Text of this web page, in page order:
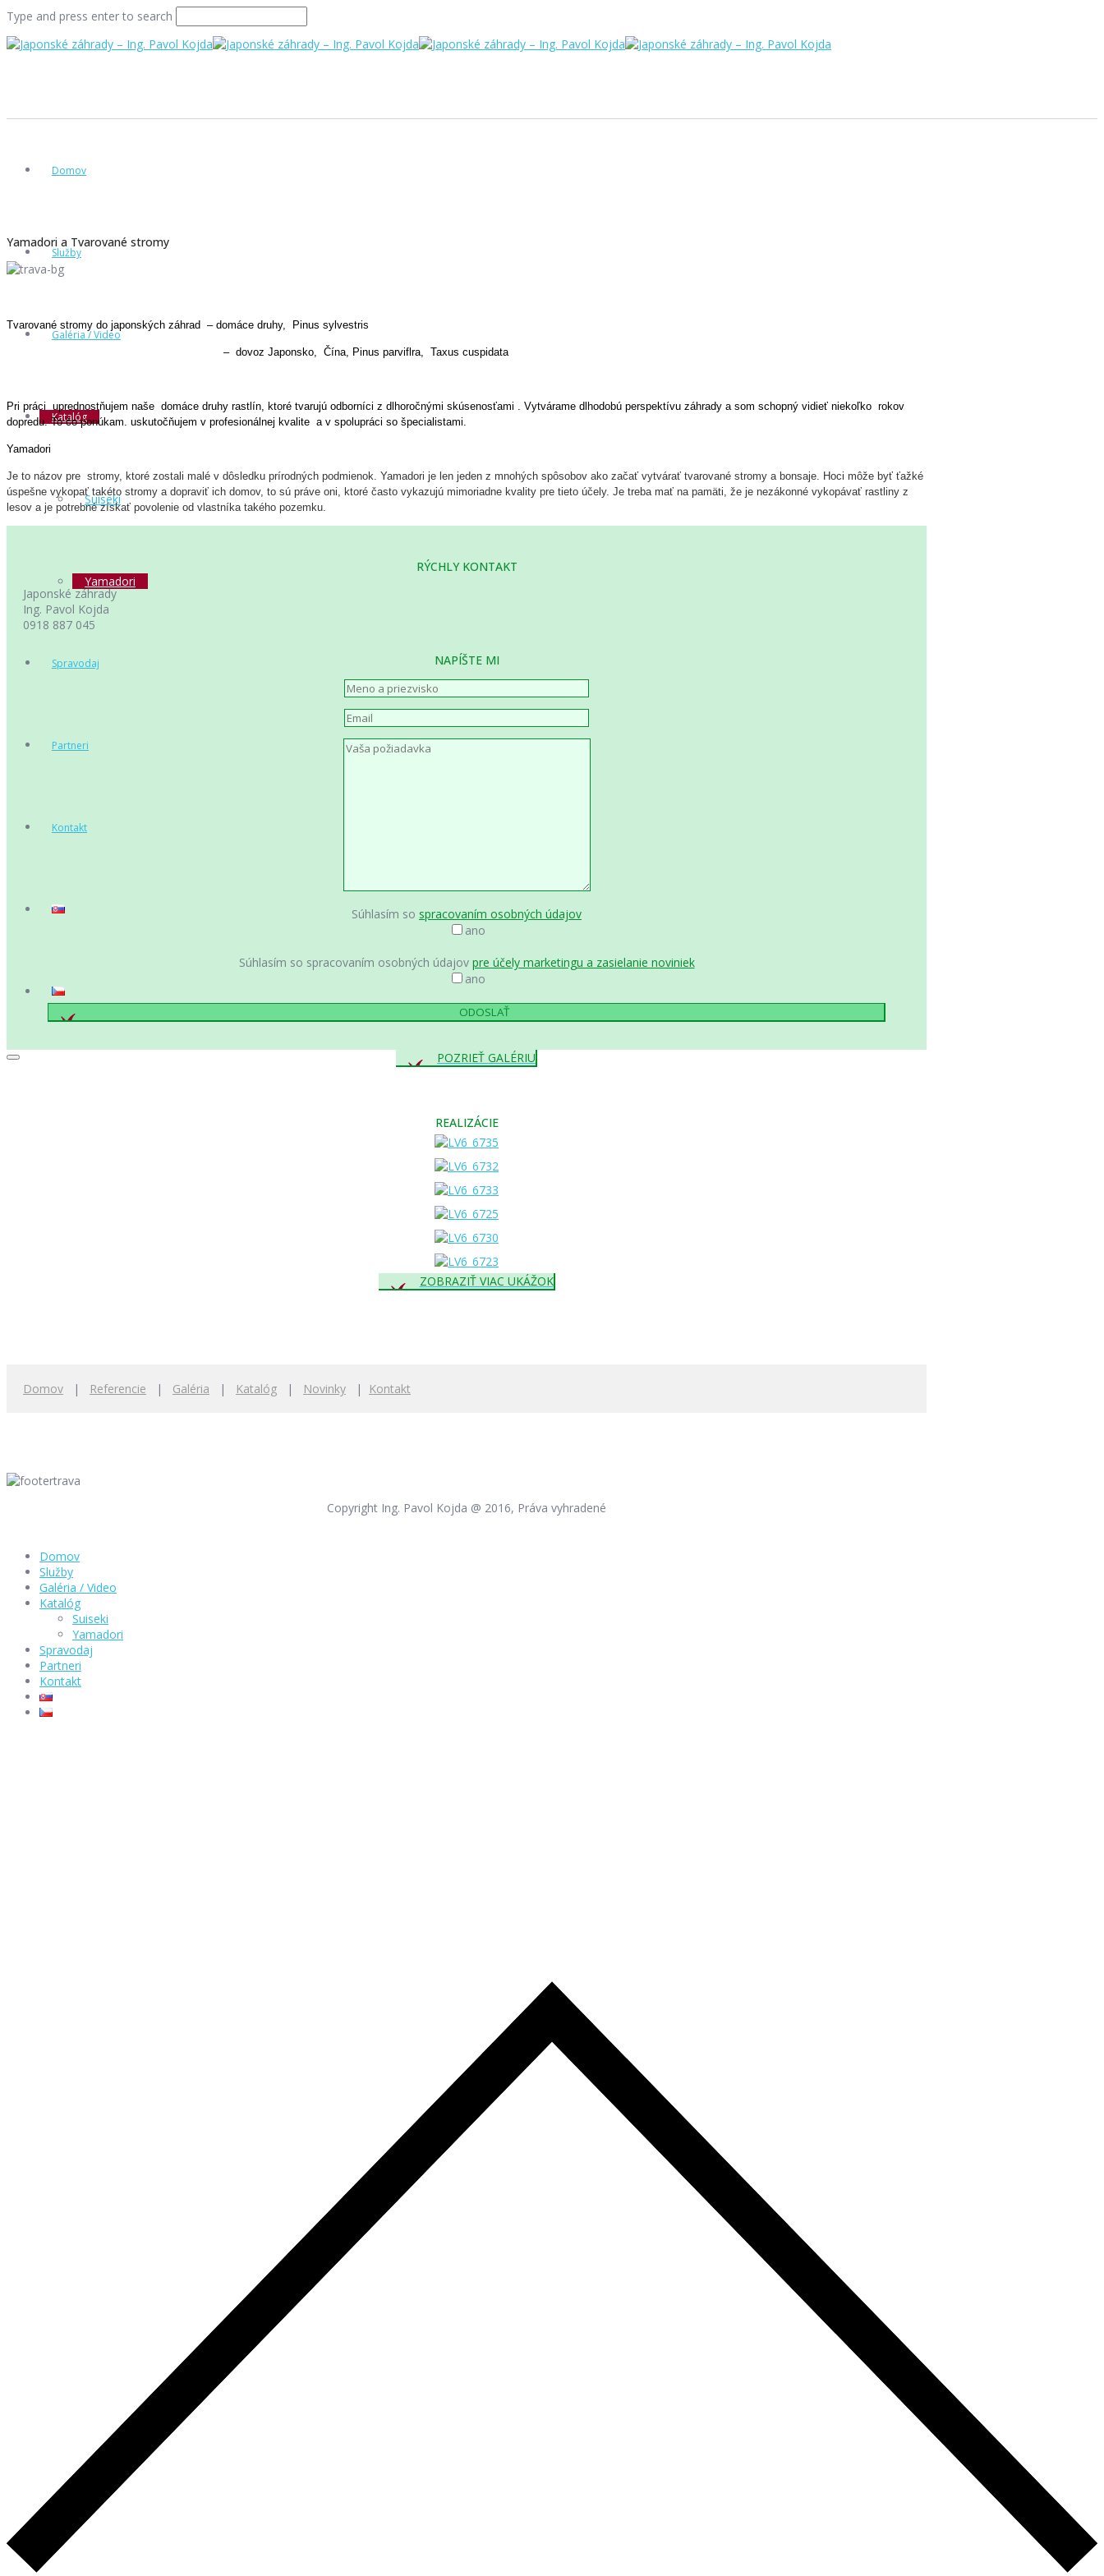
Type and press enter to search
Domov
Služby
Galéria / Video
Katalóg
Suiseki
Yamadori
Spravodaj
Partneri
Kontakt
Yamadori a Tvarované stromy
Tvarované stromy do japonských záhrad – domáce druhy, Pinus sylvestris
– dovoz Japonsko, Čína, Pinus parviflra, Taxus cuspidata
Pri práci uprednostňujem naše domáce druhy rastlín, ktoré tvarujú odborníci z dlhoročnými skúsenosťami . Vytvárame dlhodobú perspektívu záhrady a som schopný vidieť niekoľko rokov
dopredu.To čo ponúkam. uskutočňujem v profesionálnej kvalite a v spolupráci so špecialistami.
Yamadori
Je to názov pre stromy, ktoré zostali malé v dôsledku prírodných podmienok. Yamadori je len jeden z mnohých spôsobov ako začať vytvárať tvarované stromy a bonsaje. Hoci môže byť ťažké
úspešne vykopať takéto stromy a dopraviť ich domov, to sú práve oni, ktoré často vykazujú mimoriadne kvality pre tieto účely. Je treba mať na pamäti, že je nezákonné vykopávať rastliny z
lesov a je potrebné získať povolenie od vlastníka takého pozemku.
RÝCHLY KONTAKT
Japonské záhrady
Ing. Pavol Kojda
0918 887 045
NAPÍŠTE MI
Súhlasím so spracovaním osobných údajov
ano
Súhlasím so spracovaním osobných údajov pre účely marketingu a zasielanie noviniek
ano
POZRIEŤ GALÉRIU
REALIZÁCIE
ZOBRAZIŤ VIAC UKÁŽOK
Domov | Referencie | Galéria | Katalóg | Novinky | Kontakt
Copyright Ing. Pavol Kojda @ 2016, Práva vyhradené
Domov
Služby
Galéria / Video
Katalóg
Suiseki
Yamadori
Spravodaj
Partneri
Kontakt